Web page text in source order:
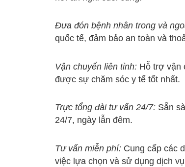
Đưa đón bệnh nhân trong và
quốc tế, đảm bảo an toàn và
Vận chuyển liên tỉnh: Hỗ trợ vận
được sự chăm sóc y tế tốt nhất.
Trực tổng đài tư vấn 24/7: Sẵn
24/7, ngày lẫn đêm.
Tư vấn miễn phí: Cung cấp các
việc lựa chọn và sử dụng dịch